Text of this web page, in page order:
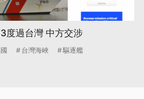
度過台灣 中方交涉
台灣海峽 驅逐艦